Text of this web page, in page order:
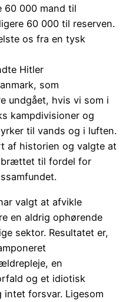
60 000 mand til
60 000 til reserven.
os fra en tysk
Hitler
som
undgået, hvis vi som i
kampdivisioner og
til vands og i luften.
af historien og valgte at
til fordel for
valgt at afvikle
en aldrig ophørende
sektor. Resultatet er,
en
og et idiotisk
intet forsvar. Ligesom